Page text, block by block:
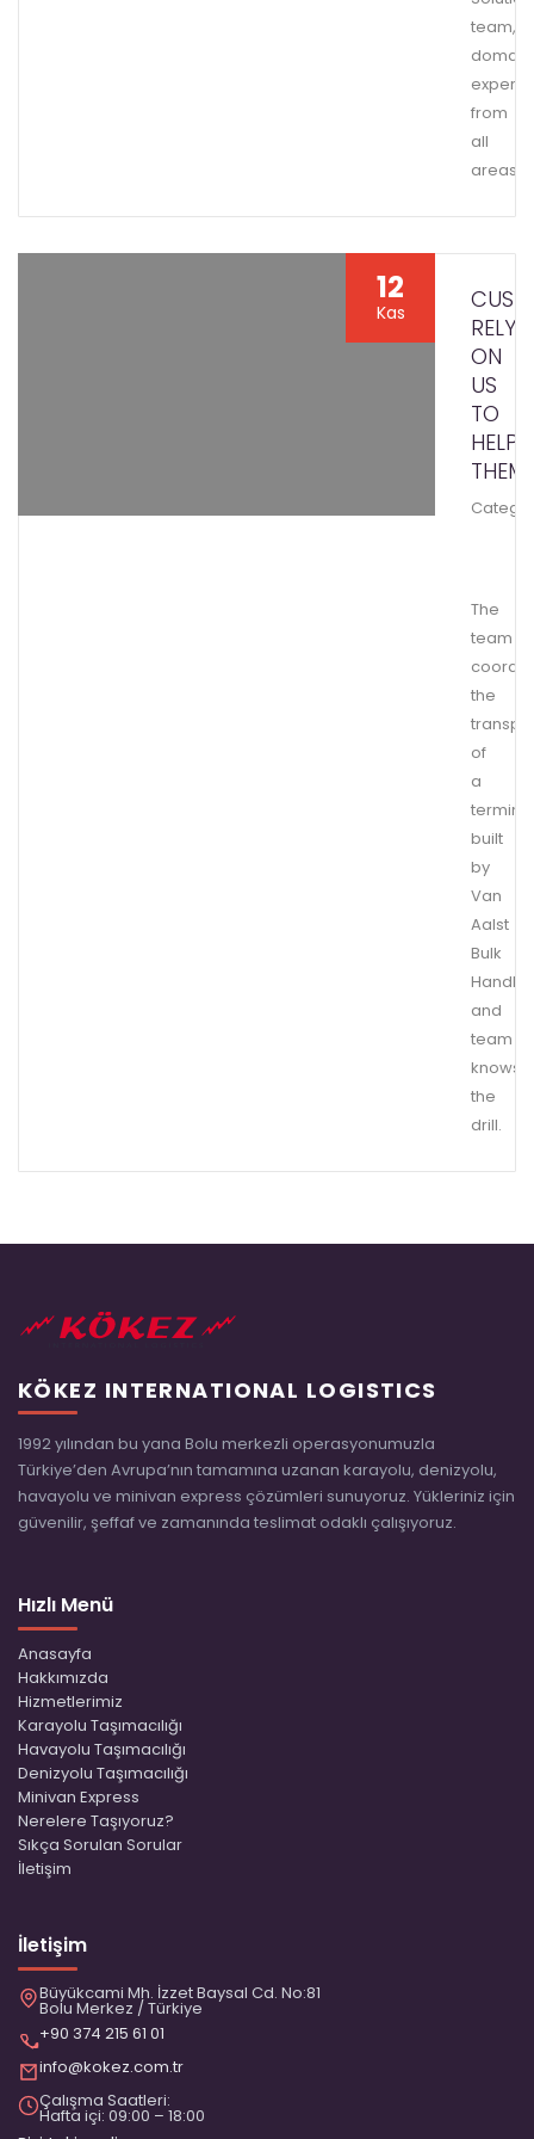
team,
domain
experts
from
all
areas
12
Kas
RELY
ON
US
TO
HELP
THEM
The
team
the
of
a
terminal
built
by
Van
Aalst
Bulk
and
team
knows
the
drill.
KÖKEZ INTERNATIONAL LOGISTICS
1992 yılından bu yana Bolu merkezli operasyonumuzla
Türkiye’den Avrupa’nın tamamına uzanan karayolu, denizyolu,
havayolu ve minivan express çözümleri sunuyoruz. Yükleriniz için
güvenilir, şeffaf ve zamanında teslimat odaklı çalışıyoruz.
Hızlı Menü
Anasayfa
Hakkımızda
Hizmetlerimiz
Karayolu Taşımacılığı
Havayolu Taşımacılığı
Denizyolu Taşımacılığı
Minivan Express
Nerelere Taşıyoruz?
Sıkça Sorulan Sorular
İletişim
İletişim
Büyükcami Mh. İzzet Baysal Cd. No:81
Bolu Merkez / Türkiye
+90 374 215 61 01
info@kokez.com.tr
Çalışma Saatleri:
Hafta içi: 09:00 – 18:00